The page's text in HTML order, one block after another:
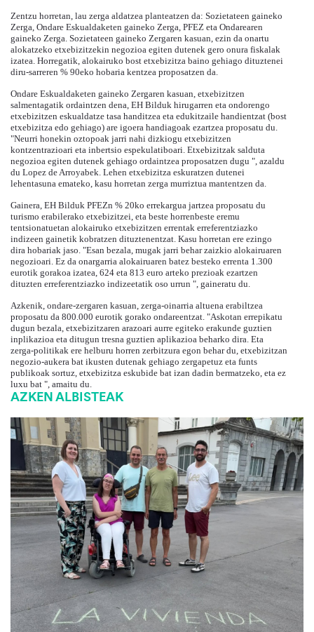
Zentzu horretan, lau zerga aldatzea planteatzen da: Sozietateen gaineko
Zerga, Ondare Eskualdaketen gaineko Zerga, PFEZ eta Ondarearen
gaineko Zerga. Sozietateen gaineko Zergaren kasuan, ezin da onartu
alokatzeko etxebizitzekin negozioa egiten dutenek gero onura fiskalak
izatea. Horregatik, alokairuko bost etxebizitza baino gehiago dituztenei
diru-sarreren % 90eko hobaria kentzea proposatzen da.
Ondare Eskualdaketen gaineko Zergaren kasuan, etxebizitzen
salmentagatik ordaintzen dena, EH Bilduk hirugarren eta ondorengo
etxebizitzen eskualdatze tasa handitzea eta edukitzaile handientzat (bost
etxebizitza edo gehiago) are igoera handiagoak ezartzea proposatu du.
"Neurri honekin oztopoak jarri nahi dizkiogu etxebizitzen
kontzentrazioari eta inbertsio espekulatiboari. Etxebizitzak salduta
negozioa egiten dutenek gehiago ordaintzea proposatzen dugu ", azaldu
du Lopez de Arroyabek. Lehen etxebizitza eskuratzen dutenei
lehentasuna emateko, kasu horretan zerga murriztua mantentzen da.
Gainera, EH Bilduk PFEZn % 20ko errekargua jartzea proposatu du
turismo erabilerako etxebizitzei, eta beste horrenbeste eremu
tentsionatuetan alokairuko etxebizitzen errentak erreferentziazko
indizeen gainetik kobratzen dituztenentzat. Kasu horretan ere ezingo
dira hobariak jaso. "Esan bezala, mugak jarri behar zaizkio alokairuaren
negozioari. Ez da onargarria alokairuaren batez besteko errenta 1.300
eurotik gorakoa izatea, 624 eta 813 euro arteko prezioak ezartzen
dituzten erreferentziazko indizeetatik oso urrun ", gaineratu du.
Azkenik, ondare-zergaren kasuan, zerga-oinarria altuena erabiltzea
proposatu da 800.000 eurotik gorako ondareentzat. "Askotan errepikatu
dugun bezala, etxebizitzaren arazoari aurre egiteko erakunde guztien
inplikazioa eta ditugun tresna guztien aplikazioa beharko dira. Eta
zerga-politikak ere helburu horren zerbitzura egon behar du, etxebizitzan
negozio-aukera bat ikusten dutenak gehiago zergapetuz eta funts
publikoak sortuz, etxebizitza eskubide bat izan dadin bermatzeko, eta ez
luxu bat ", amaitu du.
AZKEN ALBISTEAK